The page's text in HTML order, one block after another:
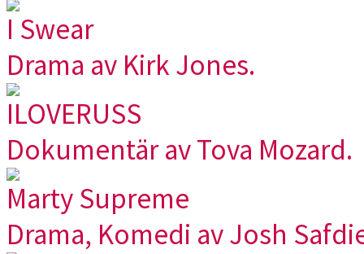
I Swear
Drama av Kirk Jones.
ILOVERUSS
Dokumentär av Tova Mozard.
Marty Supreme
Drama, Komedi av Josh